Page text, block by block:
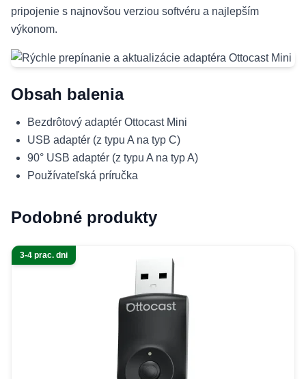
pripojenie s najnovšou verziou softvéru a najlepším
výkonom.
Obsah balenia
Bezdrôtový adaptér Ottocast Mini
USB adaptér (z typu A na typ C)
90° USB adaptér (z typu A na typ A)
Používateľská príručka
Podobné produkty
3-4 prac. dni